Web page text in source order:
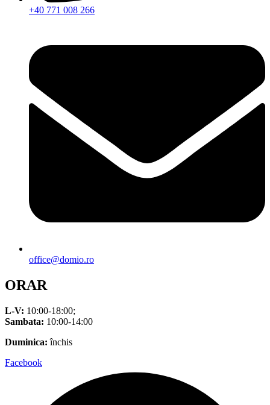
+40 771 008 266
office@domio.ro
ORAR
L-V: 10:00-18:00;
Sambata: 10:00-14:00
Duminica: închis
Facebook